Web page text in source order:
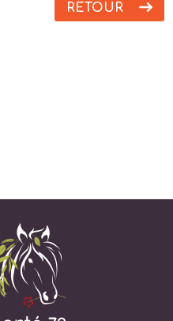
RETOUR